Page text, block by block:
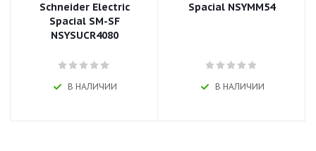
Schneider Electric
Spacial SM-SF
NSYSUCR4080
В НАЛИЧИИ
Spacial NSYMM54
В НАЛИЧИИ